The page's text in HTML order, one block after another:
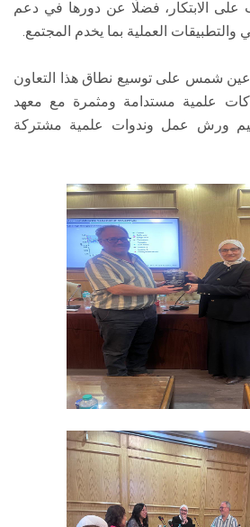
على الابتكار، فضلًا عن دورها في دعم
والتطبيقات العملية بما يخدم المجتمع.
شمس على توسيع نطاق هذا التعاون
علمية مستدامة ومثمرة مع معهد
ورش عمل وندوات علمية مشتركة